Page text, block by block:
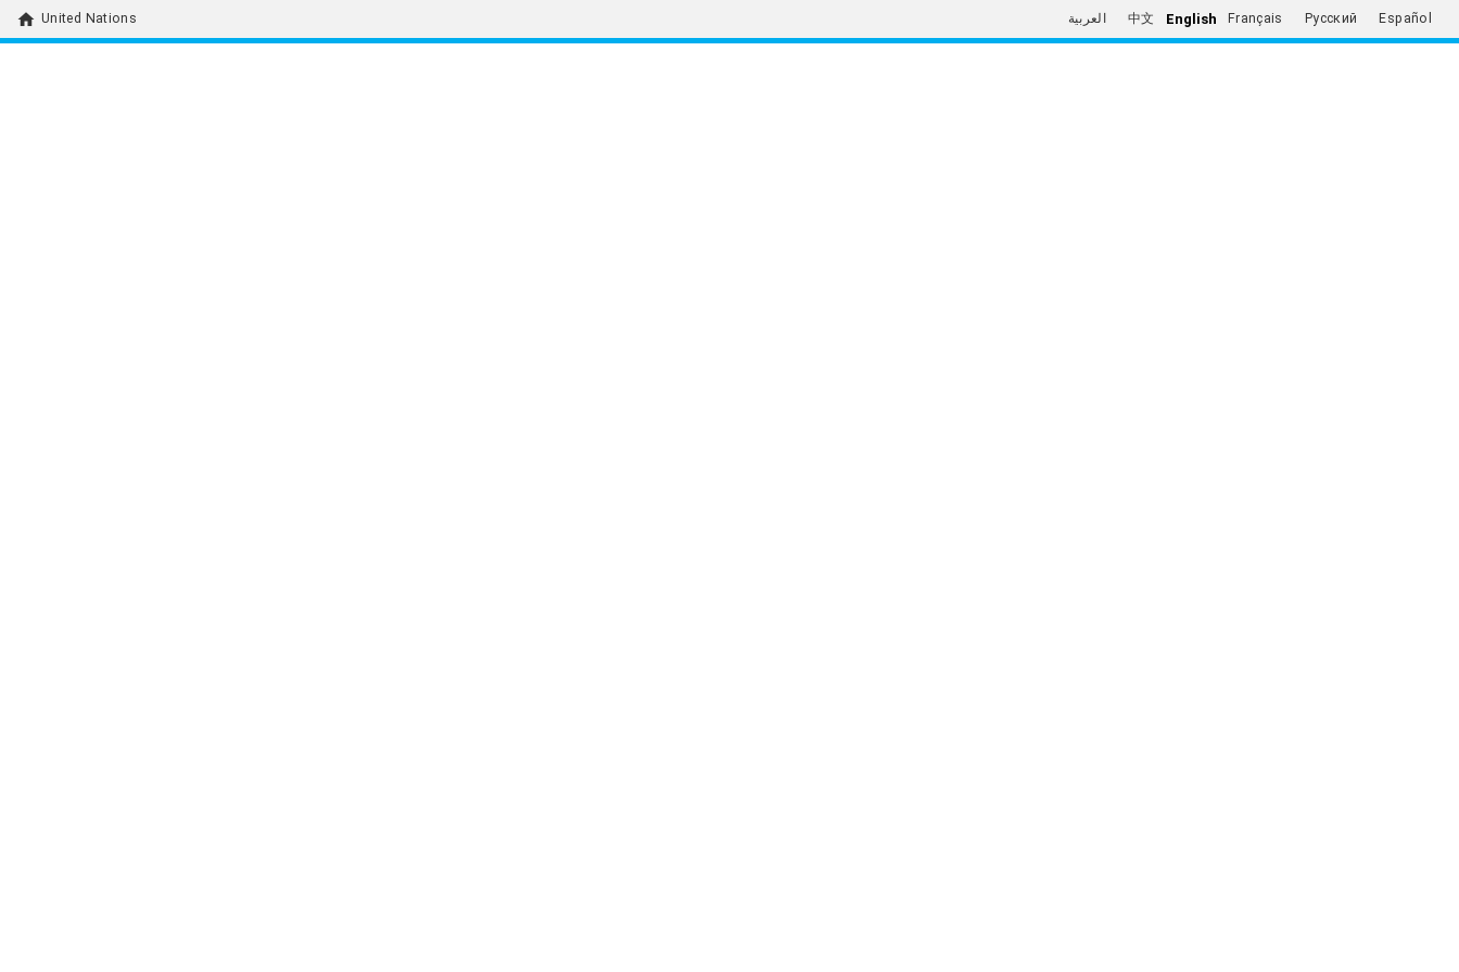
home United Nations العربية 中文 English Français Русский Español